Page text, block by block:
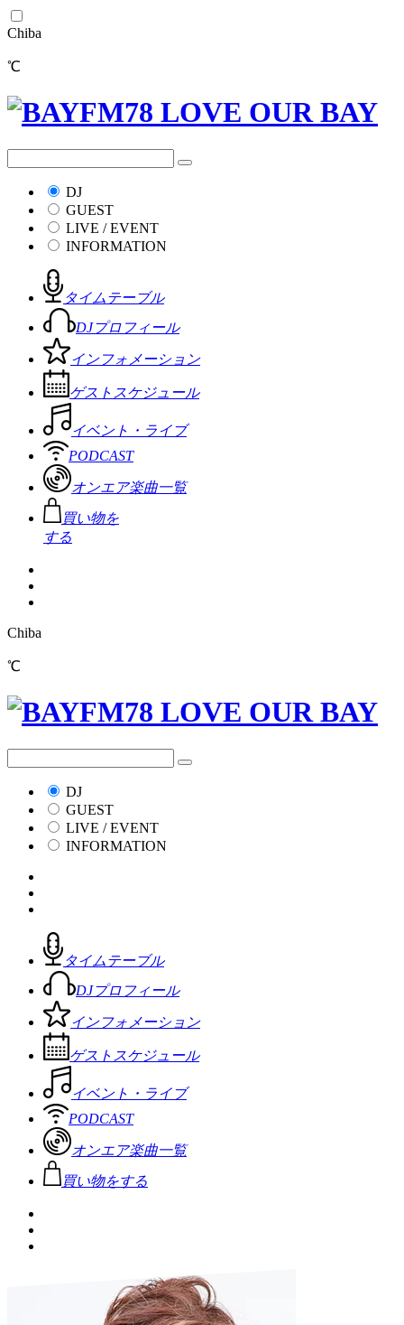
Chiba
℃
DJ
GUEST
LIVE / EVENT
INFORMATION
タイムテーブル
DJプロフィール
インフォメーション
ゲストスケジュール
イベント・ライブ
PODCAST
オンエア楽曲一覧
買い物を
する
Chiba
℃
DJ
GUEST
LIVE / EVENT
INFORMATION
タイムテーブル
DJプロフィール
インフォメーション
ゲストスケジュール
イベント・ライブ
PODCAST
オンエア楽曲一覧
買い物をする